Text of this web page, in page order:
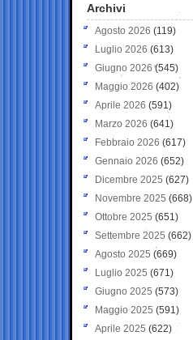
Archivi
Agosto 2026 (119)
Luglio 2026 (613)
Giugno 2026 (545)
Maggio 2026 (402)
Aprile 2026 (591)
Marzo 2026 (641)
Febbraio 2026 (617)
Gennaio 2026 (652)
Dicembre 2025 (627)
Novembre 2025 (668)
Ottobre 2025 (651)
Settembre 2025 (662)
Agosto 2025 (669)
Luglio 2025 (671)
Giugno 2025 (573)
Maggio 2025 (591)
Aprile 2025 (622)